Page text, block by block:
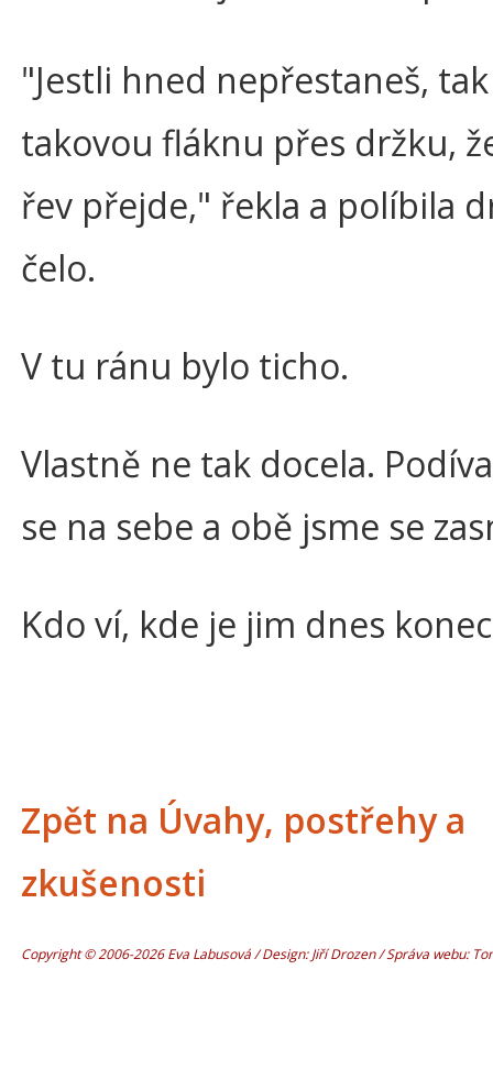
"Jestli hned nepřestaneš,
takovou fláknu přes držku,
řev přejde," řekla a políbila
čelo.
V tu ránu bylo ticho.
Vlastně ne tak docela.
se na sebe a obě jsme se
Kdo ví, kde je jim dnes
Zpět na Úvahy, postřehy a
zkušenosti
Copyright © 2006-2026 Eva Labusová / Design: Jiří Drozen / Správa webu: